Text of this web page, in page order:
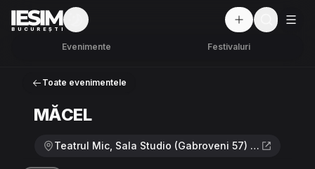
BUCUREȘTI Mod întunecat
Evenimente Festivaluri
Toate evenimentele
MĂCEL
Teatrul Mic, Sala Studio (Gabroveni 57) · Strada Constantin Mille 16, București